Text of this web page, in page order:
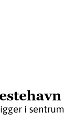
i sentrum